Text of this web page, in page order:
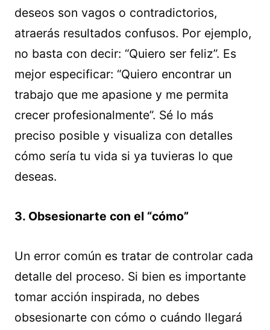
deseos son vagos o contradictorios,
atraerás resultados confusos. Por ejemplo,
no basta con decir: “Quiero ser feliz”. Es
mejor especificar: “Quiero encontrar un
trabajo que me apasione y me permita
crecer profesionalmente”. Sé lo más
preciso posible y visualiza con detalles
cómo sería tu vida si ya tuvieras lo que
deseas.
3. Obsesionarte con el “cómo”
Un error común es tratar de controlar cada
detalle del proceso. Si bien es importante
tomar acción inspirada, no debes
obsesionarte con cómo o cuándo llegará